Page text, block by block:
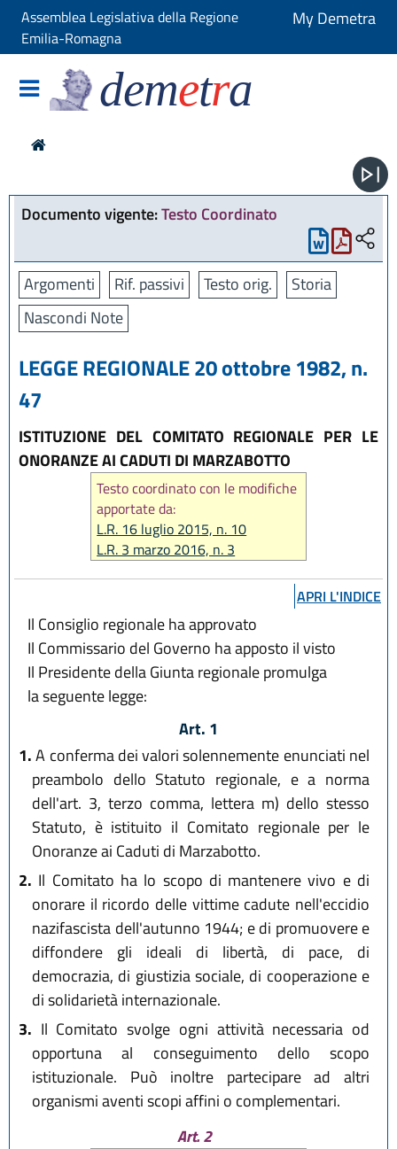
Assemblea Legislativa della Regione
Emilia-Romagna
My Demetra
demetra
Documento vigente:Testo Coordinato
Argomenti Rif. passivi Testo orig.
Storia
Nascondi Note
LEGGE REGIONALE 20 ottobre 1982, n.
47
ISTITUZIONE DEL COMITATO REGIONALE PER LE
ONORANZE AI CADUTI DI MARZABOTTO
Testo coordinato con le modifiche
apportate da:
L.R. 16 luglio 2015, n. 10
L.R. 3 marzo 2016, n. 3
APRI L'INDICE
Il Consiglio regionale ha approvato
Il Commissario del Governo ha apposto il visto
Il Presidente della Giunta regionale promulga
la seguente legge:
Art. 1
1.A conferma dei valori solennemente enunciati nel
preambolo dello Statuto regionale, e a norma
dell'art. 3, terzo comma, lettera m) dello stesso
Statuto, è istituito il Comitato regionale per le
Onoranze ai Caduti di Marzabotto.
2. Il Comitato ha lo scopo di mantenere vivo e di
onorare il ricordo delle vittime cadute nell'eccidio
nazifascista dell'autunno 1944; e di promuovere e
diffondere gli ideali di libertà, di pace, di
democrazia, di giustizia sociale, di cooperazione e
di solidarietà internazionale.
3. Il Comitato svolge ogni attività necessaria od
opportuna al conseguimento dello scopo
istituzionale. Può inoltre partecipare ad altri
organismi aventi scopi affini o complementari.
Art. 2